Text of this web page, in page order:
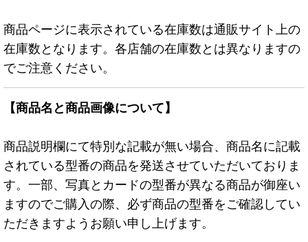
商品ページに表示されている在庫数は通販サイト上の
在庫数となります。各店舗の在庫数とは異なりますの
でご注意ください。
【商品名と商品画像について】
商品説明欄にて特別な記載が無い場合、商品名に記載
されている型番の商品を発送させていただいておりま
す。一部、写真とカードの型番が異なる商品が御座い
ますのでご購入の際、必ず商品の型番をご確認してい
ただきますようお願い申し上げます。